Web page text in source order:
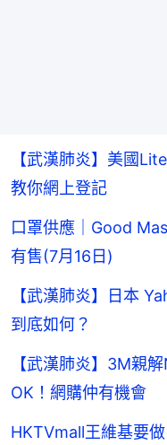
【武漢肺炎】美國
教你網上登記
口罩供應｜Good
有售(7月16日)
【武漢肺炎】日本
到底如何？
【武漢肺炎】3M親
OK！網購仲有機會
HKTVmall王維基要